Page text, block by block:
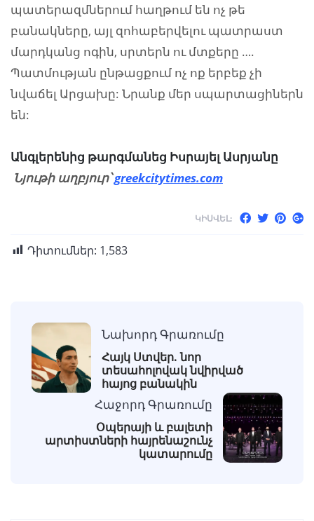
պատերազմներում հաղթում են ոչ թե
բանակները, այլ զոհաբերվելու պատրաստ
մարդկանց ոգին, սրտերն ու մտքերը ….
Պատմության ընթացքում ոչ ոք երբեք չի
նվաճել Արցախը: Նրանք մեր սպարտացիներն
են:
Անգլերենից թարգմանեց Իսրայել Ասրյանը
Նյութի աղբյուր՝greekcitytimes.com
ԿԻՍՎԵԼ:
Դիտումներ: 1,583
Նախորդ Գրառումը
Հայկ Ստվեր. նոր
տեսահոլովակ նվիրված
հայոց բանակին
Հաջորդ Գրառումը
Օպերայի և բալետի
արտիստների հայրենաշունչ
կատարումը